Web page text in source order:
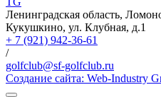
Ленинградская область,
Кукушкино, ул. Клубная, д.1
+ 7 (921) 942-36-61
/
golfclub@sf-golfclub.ru
Создание сайта: Web-Industry